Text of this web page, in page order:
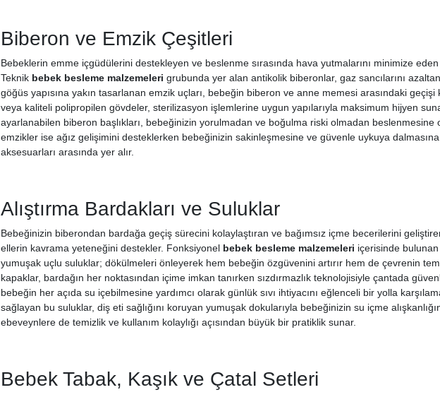
Biberon ve Emzik Çeşitleri
Bebeklerin emme içgüdülerini destekleyen ve beslenme sırasında hava yutmalarını minimize
Teknik bebek besleme malzemeleri grubunda yer alan antikolik biberonlar, gaz sancılarını
göğüs yapısına yakın tasarlanan emzik uçları, bebeğin biberon ve anne memesi arasındaki geçişi
veya kaliteli polipropilen gövdeler, sterilizasyon işlemlerine uygun yapılarıyla maksimum hijyen
ayarlanabilen biberon başlıkları, bebeğinizin yorulmadan ve boğulma riski olmadan beslenmesine
emzikler ise ağız gelişimini desteklerken bebeğinizin sakinleşmesine ve güvenle uykuya
aksesuarları arasında yer alır.
Alıştırma Bardakları ve Suluklar
Bebeğinizin biberondan bardağa geçiş sürecini kolaylaştıran ve bağımsız içme becerilerini
ellerin kavrama yeteneğini destekler. Fonksiyonel bebek besleme malzemeleri içerisinde bulunan
yumuşak uçlu suluklar; dökülmeleri önleyerek hem bebeğin özgüvenini artırır hem de çevrenin
kapaklar, bardağın her noktasından içime imkan tanırken sızdırmazlık teknolojisiyle çantada
bebeğin her açıda su içebilmesine yardımcı olarak günlük sıvı ihtiyacını eğlenceli bir yolla
sağlayan bu suluklar, diş eti sağlığını koruyan yumuşak dokularıyla bebeğinizin su içme
ebeveynlere de temizlik ve kullanım kolaylığı açısından büyük bir pratiklik sunar.
Bebek Tabak, Kaşık ve Çatal Setleri